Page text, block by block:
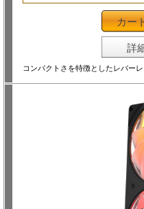
カー
詳
コンパクトさを特徴としたレバー